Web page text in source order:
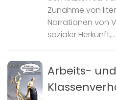
Zunahme von
Narrationen von
sozialer Herkunft,...
Arbeits- und